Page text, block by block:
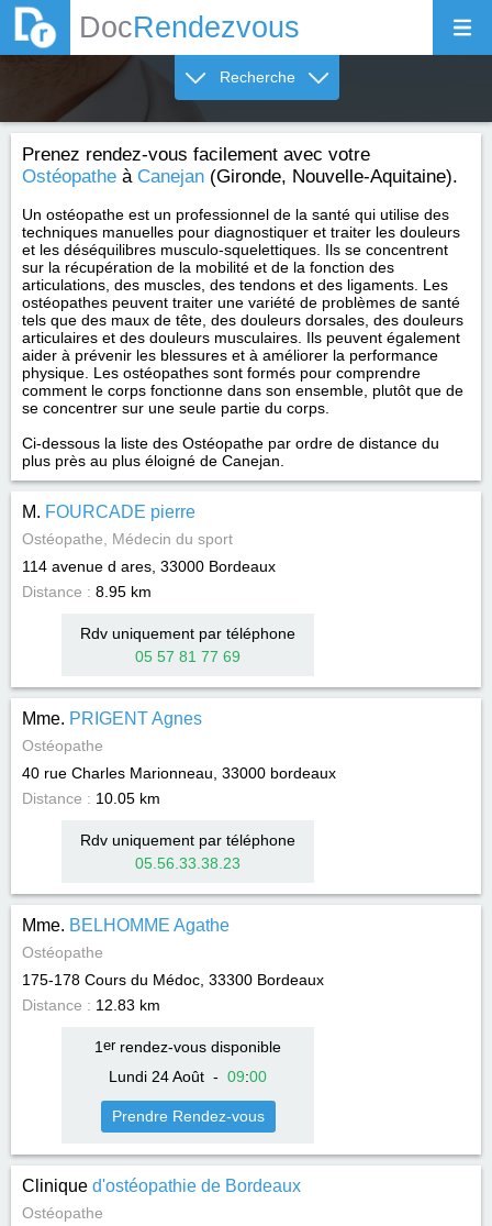
DocRendezvous
Recherche
Prenez rendez-vous facilement avec votre
Ostéopathe à Canejan (Gironde, Nouvelle-Aquitaine).
Un ostéopathe est un professionnel de la santé qui utilise des
techniques manuelles pour diagnostiquer et traiter les douleurs
et les déséquilibres musculo-squelettiques. Ils se concentrent
sur la récupération de la mobilité et de la fonction des
articulations, des muscles, des tendons et des ligaments. Les
ostéopathes peuvent traiter une variété de problèmes de santé
tels que des maux de tête, des douleurs dorsales, des douleurs
articulaires et des douleurs musculaires. Ils peuvent également
aider à prévenir les blessures et à améliorer la performance
physique. Les ostéopathes sont formés pour comprendre
comment le corps fonctionne dans son ensemble, plutôt que de
se concentrer sur une seule partie du corps.
Ci-dessous la liste des Ostéopathe par ordre de distance du
plus près au plus éloigné de Canejan.
M. FOURCADE pierre
Ostéopathe, Médecin du sport
114 avenue d ares, 33000 Bordeaux
Distance : 8.95 km
Rdv uniquement par téléphone
05 57 81 77 69
Mme. PRIGENT Agnes
Ostéopathe
40 rue Charles Marionneau, 33000 bordeaux
Distance : 10.05 km
Rdv uniquement par téléphone
05.56.33.38.23
Mme. BELHOMME Agathe
Ostéopathe
175-178 Cours du Médoc, 33300 Bordeaux
Distance : 12.83 km
1 errendez-vous disponible
Lundi 24 Août - 09:00
Prendre Rendez-vous
Clinique d'ostéopathie de Bordeaux
Ostéopathe